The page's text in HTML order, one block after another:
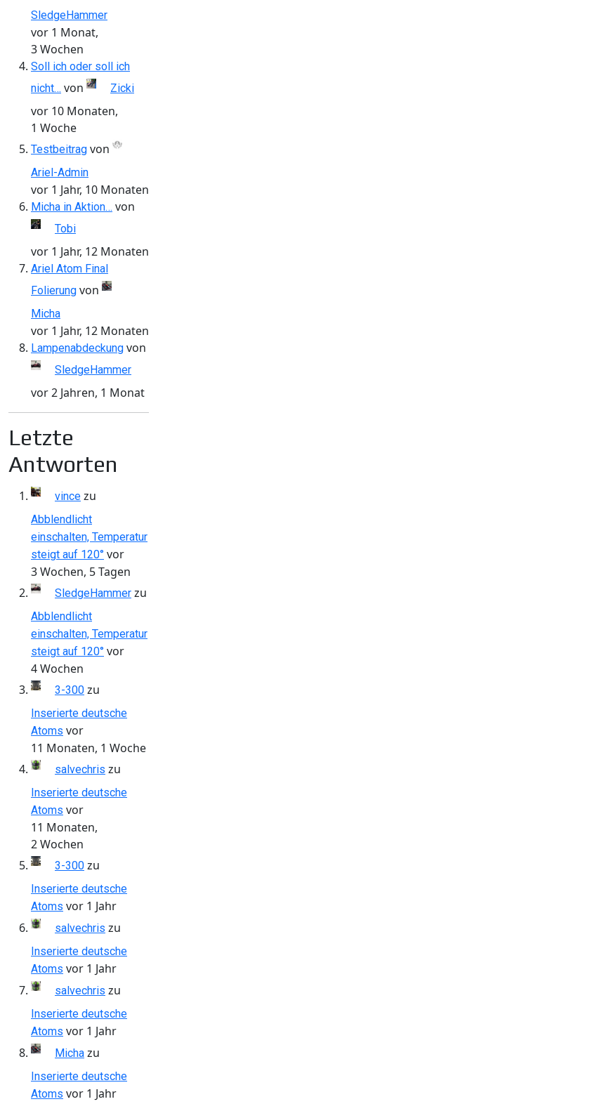
SledgeHammer
vor 1 Monat,
3 Wochen
Soll ich oder soll ich
nicht… von Zicki
vor 10 Monaten,
1 Woche
Testbeitrag von
Ariel-Admin
vor 1 Jahr, 10 Monaten
Micha in Aktion… von
Tobi
vor 1 Jahr, 12 Monaten
Ariel Atom Final
Folierung von
Micha
vor 1 Jahr, 12 Monaten
Lampenabdeckung von
SledgeHammer
vor 2 Jahren, 1 Monat
Letzte
Antworten
vince zu
Abblendlicht
einschalten, Temperatur
steigt auf 120° vor
3 Wochen, 5 Tagen
SledgeHammer zu
Abblendlicht
einschalten, Temperatur
steigt auf 120° vor
4 Wochen
3-300 zu
Inserierte deutsche
Atoms vor
11 Monaten, 1 Woche
salvechris zu
Inserierte deutsche
Atoms vor
11 Monaten,
2 Wochen
3-300 zu
Inserierte deutsche
Atoms vor 1 Jahr
salvechris zu
Inserierte deutsche
Atoms vor 1 Jahr
salvechris zu
Inserierte deutsche
Atoms vor 1 Jahr
Micha zu
Inserierte deutsche
Atoms vor 1 Jahr